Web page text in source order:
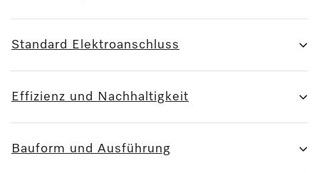
Standard Elektroanschluss
Effizienz und Nachhaltigkeit
Bauform und Ausführung